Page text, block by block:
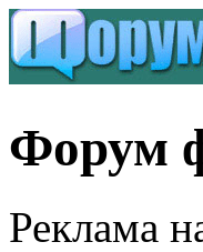
Форум
Реклама